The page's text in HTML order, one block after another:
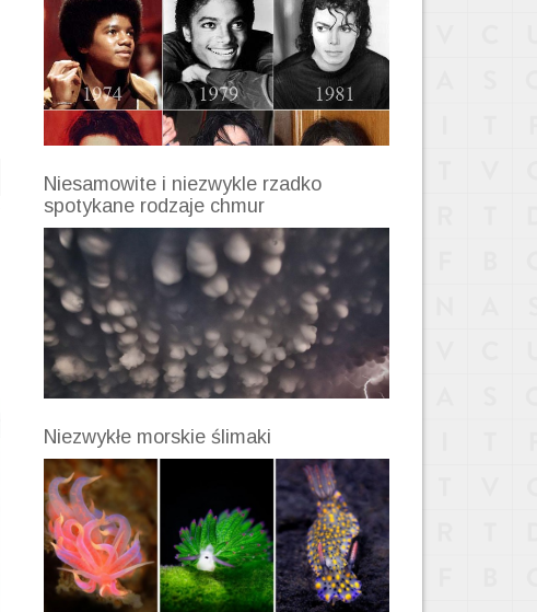
Niesamowite i niezwykle rzadko
spotykane rodzaje chmur
Niezwykłe morskie ślimaki